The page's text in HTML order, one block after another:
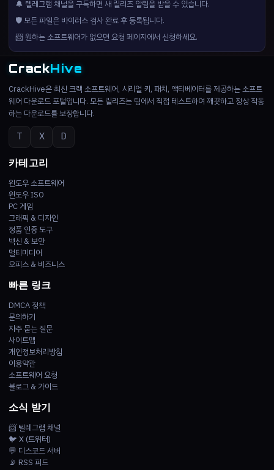
🔔 텔레그램 채널을 구독하면 새 릴리즈 알림을 받을 수 있습니다.
🛡️ 모든 파일은 바이러스 검사 완료 후 등록됩니다.
📨 원하는 소프트웨어가 없으면 요청 페이지에서 신청하세요.
CrackHive
CrackHive은 최신 크랙 소프트웨어, 시리얼 키, 패치, 액티베이터를 제공하는 소프트
웨어 다운로드 포털입니다. 모든 릴리즈는 팀에서 직접 테스트하여 깨끗하고 정상 작동
하는 다운로드를 보장합니다.
T X D
카테고리
윈도우 소프트웨어
윈도우 ISO
PC 게임
그래픽 & 디자인
정품 인증 도구
백신 & 보안
멀티미디어
오피스 & 비즈니스
빠른 링크
DMCA 정책
문의하기
자주 묻는 질문
사이트맵
개인정보처리방침
이용약관
소프트웨어 요청
블로그 & 가이드
소식 받기
📨 텔레그램 채널
🐦 X (트위터)
💬 디스코드 서버
📡 RSS 피드